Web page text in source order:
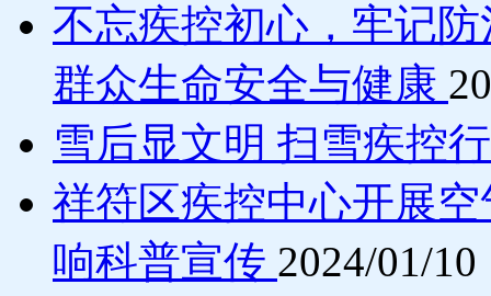
不忘疾控初心，牢记
群众生命安全与健康
雪后显文明 扫雪疾控
祥符区疾控中心开展
响科普宣传 2024/01/10